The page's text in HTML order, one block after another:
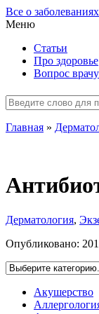
Все о
Меню
Статьи
Про здоровье
Вопрос врачу
Главная »
Дерматология,
Опубликовано:
Акушерство